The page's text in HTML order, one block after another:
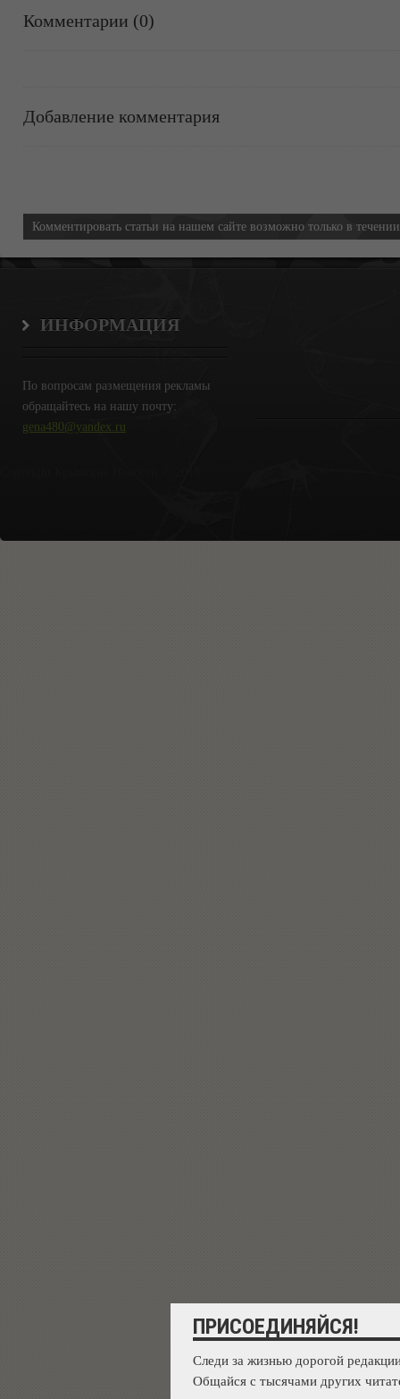
Комментарии (0)
Добавление комментария
Комментировать статьи на нашем сайте возможно только в
ИНФОРМАЦИЯ
По вопросам размещения рекламы
обращайтесь на нашу почту:
gena480@yandex.ru
ПРИСОЕДИНЯЙСЯ!
Следи за жизнью дорогой
Общайся с тысячами других